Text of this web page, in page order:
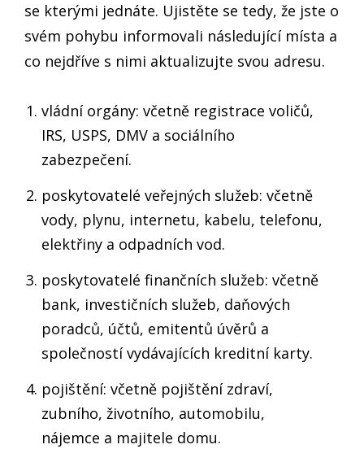
se kterými jednáte. Ujistěte se tedy, že jste o
svém pohybu informovali následující místa a
co nejdříve s nimi aktualizujte svou adresu.
vládní orgány: včetně registrace voličů,
IRS, USPS, DMV a sociálního
zabezpečení.
poskytovatelé veřejných služeb: včetně
vody, plynu, internetu, kabelu, telefonu,
elektřiny a odpadních vod.
poskytovatelé finančních služeb: včetně
bank, investičních služeb, daňových
poradců, účtů, emitentů úvěrů a
společností vydávajících kreditní karty.
pojištění: včetně pojištění zdraví,
zubního, životního, automobilu,
nájemce a majitele domu.